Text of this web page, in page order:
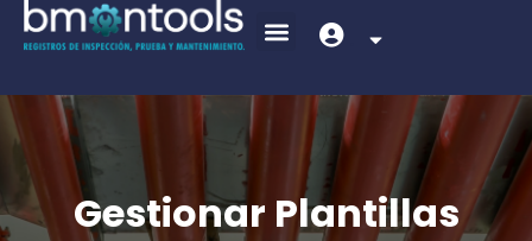
Gestionar Plantillas